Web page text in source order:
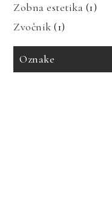
Zobna estetika (1)
Zvočnik (1)
Oznake